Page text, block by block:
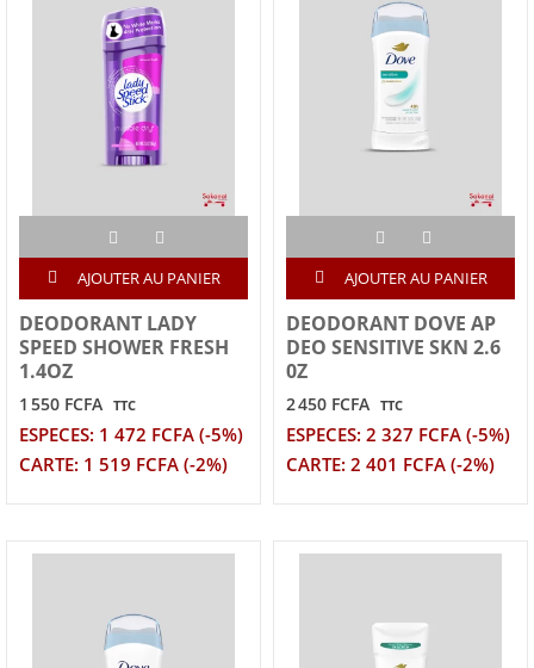
AJOUTER AU PANIER
DEODORANT LADY
SPEED SHOWER FRESH
1.4OZ
1 550 FCFA TTC
ESPECES: 1 472 FCFA (-5%)
CARTE: 1 519 FCFA (-2%)
AJOUTER AU PANIER
DEODORANT DOVE AP
DEO SENSITIVE SKN 2.6
0Z
2 450 FCFA TTC
ESPECES: 2 327 FCFA (-5%)
CARTE: 2 401 FCFA (-2%)